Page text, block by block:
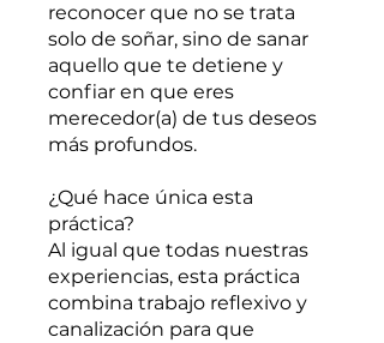
reconocer que no se trata
solo de soñar, sino de sanar
aquello que te detiene y
confiar en que eres
merecedor(a) de tus deseos
más profundos.
¿Qué hace única esta
práctica?
Al igual que todas nuestras
experiencias, esta práctica
combina trabajo reflexivo y
canalización para que